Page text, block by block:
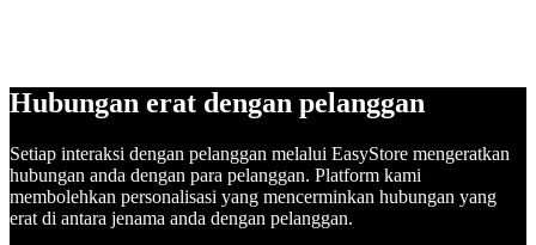
Hubungan erat dengan pelanggan
Setiap interaksi dengan pelanggan melalui EasyStore mengeratkan
hubungan anda dengan para pelanggan. Platform kami
membolehkan personalisasi yang mencerminkan hubungan yang
erat di antara jenama anda dengan pelanggan.